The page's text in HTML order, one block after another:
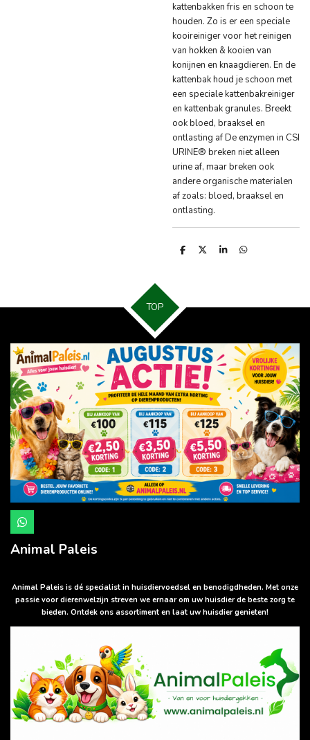
kattenbakken fris en schoon te
houden. Zo is er een speciale
kooireiniger voor het reinigen
van hokken & kooien van
konijnen en knaagdieren. En de
kattenbak houd je schoon met
een speciale kattenbakreiniger
en kattenbak granules. Breekt
ook bloed, braaksel en
ontlasting af De enzymen in CSI
URINE® breken niet alleen
urine af, maar breken ook
andere organische materialen
af zoals: bloed, braaksel en
ontlasting.
D
D
S
D
TOP
W
h
a
t
p
p
Animal Paleis
Animal Paleis is dé specialist in huisdiervoedsel en benodigdheden. Met onze
passie voor dierenwelzijn streven we ernaar om uw huisdier de beste zorg te
bieden. Ontdek ons assortiment en laat uw huisdier genieten!